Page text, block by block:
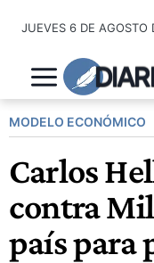
contenido
JUEVES 6 DE AGOSTO
MODELO ECONÓMICO
Carlos
contra
país para